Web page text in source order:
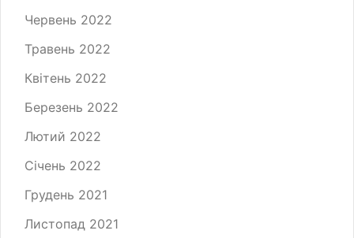
Червень 2022
Травень 2022
Квітень 2022
Березень 2022
Лютий 2022
Січень 2022
Грудень 2021
Листопад 2021